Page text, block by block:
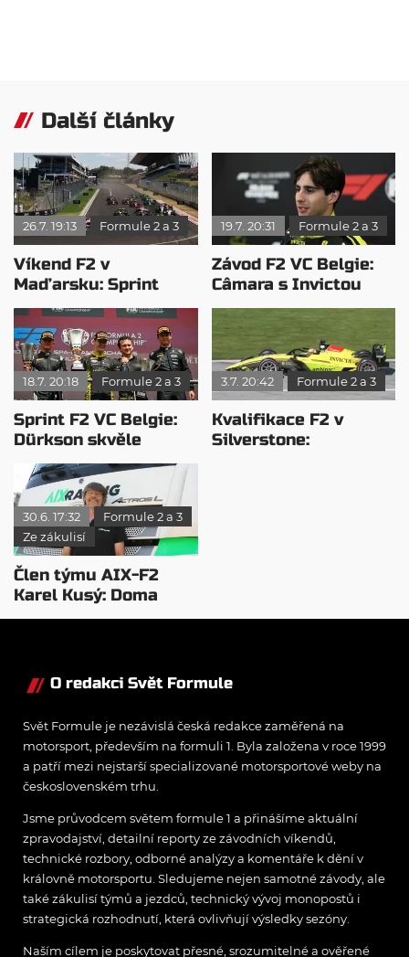
Další články
26.7. 19:13 Formule 2 a 3
Víkend F2 v
Maďarsku: Sprint
opanoval Minì, v
hlavním závodě
dominoval León
19.7. 20:31 Formule 2 a 3
Závod F2 VC Belgie:
Câmara s Invictou
ovládl Spa
18.7. 20:18 Formule 2 a 3
Sprint F2 VC Belgie:
Dürkson skvěle
zakončil závod
3.7. 20:42 Formule 2 a 3
Kvalifikace F2 v
Silverstone:
30.6. 17:32
Formule 2 a 3
Ze zákulisí
Člen týmu AIX-F2
Karel Kusý: Doma
nejsem celé měsíce…
O redakci Svět Formule
Svět Formule je nezávislá česká redakce zaměřená na
motorsport, především na formuli 1. Byla založena v roce 1999
a patří mezi nejstarší specializované motorsportové weby na
československém trhu.
Jsme průvodcem světem formule 1 a přinášíme aktuální
zpravodajství, detailní reporty ze závodních víkendů,
technické rozbory, odborné analýzy a komentáře k dění v
královně motorsportu. Sledujeme nejen samotné závody, ale
také zákulisí týmů a jezdců, technický vývoj monopostů i
strategická rozhodnutí, která ovlivňují výsledky sezóny.
Naším cílem je poskytovat přesné, srozumitelné a ověřené